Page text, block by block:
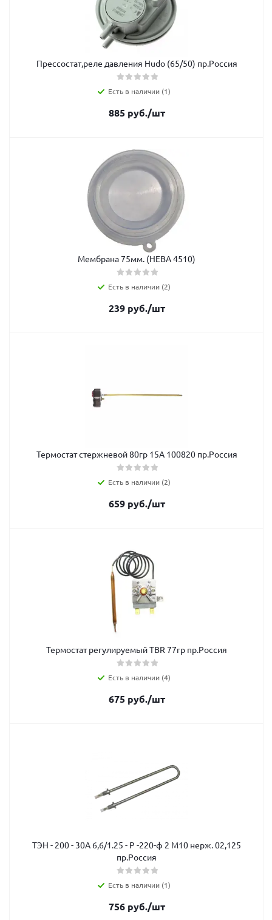
Прессостат,реле давления Hudo (65/50) пр.Россия
Есть в наличии (1)
885руб./шт
Мембрана 75мм. (НЕВА 4510)
Есть в наличии (2)
239руб./шт
Термостат стержневой 80гр 15А 100820 пр.Россия
Есть в наличии (2)
659руб./шт
Термостат регулируемый TBR 77гр пр.Россия
Есть в наличии (4)
675руб./шт
ТЭН - 200 - 30А 6,6/1.25 - Р -220-ф 2 М10 нерж. 02,125
пр.Россия
Есть в наличии (1)
756руб./шт